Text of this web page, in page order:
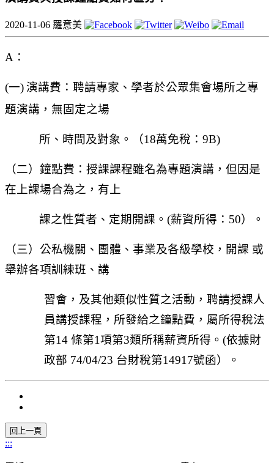
2020-11-06 羅意美
A ：
(一)演講費：聘請專家、學者於公眾集會場所之專
題演講，無固定之場
所、時間及對象。（18萬免稅：9B)
（二）鐘點費：授課課程雖名為專題演講，但因是
在上課場合為之，有上
課之性質者、定期開課。(薪資所得：50）。
（三）公私機關、團體、事業及各級學校，開課 或
舉辦各項訓練班、講
習會，及其他類似性質之活動，聘請授課人
員講授課程，所發給之鐘點費，屬所得稅法
第14 條第1項第3類所稱薪資所得。(依據財
政部 74/04/23 台財稅第14917號函）。
:::